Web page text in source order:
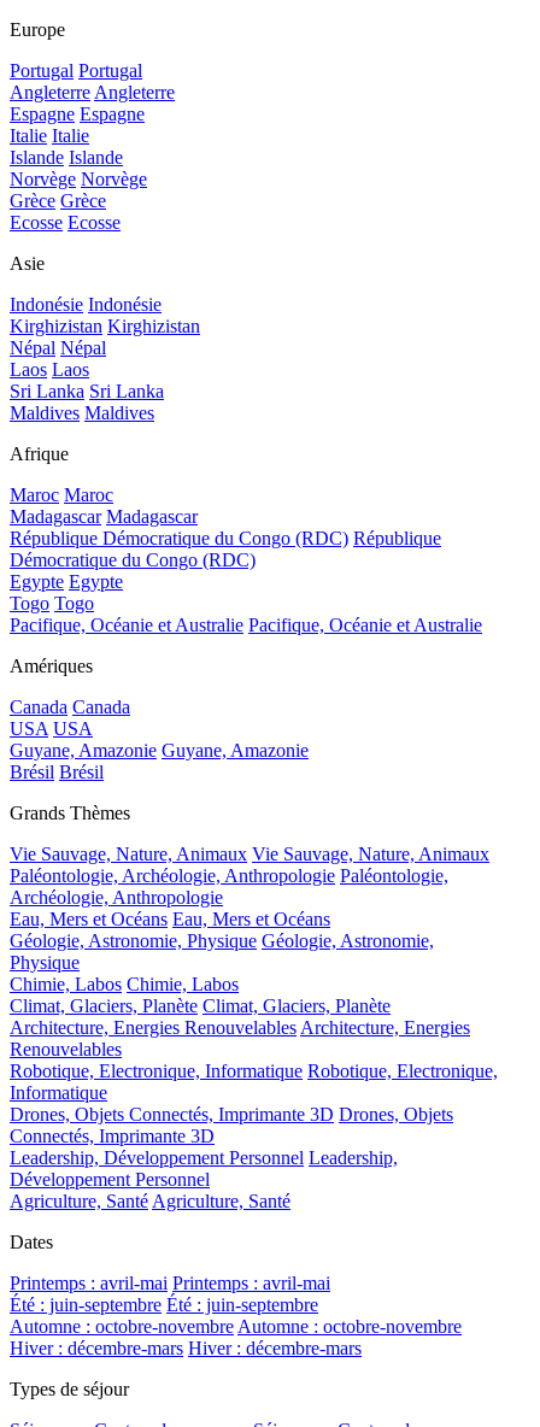
Europe
Portugal Portugal
Angleterre Angleterre
Espagne Espagne
Italie Italie
Islande Islande
Norvège Norvège
Grèce Grèce
Ecosse Ecosse
Asie
Indonésie Indonésie
Kirghizistan Kirghizistan
Népal Népal
Laos Laos
Sri Lanka Sri Lanka
Maldives Maldives
Afrique
Maroc Maroc
Madagascar Madagascar
République Démocratique du Congo (RDC) République
Démocratique du Congo (RDC)
Egypte Egypte
Togo Togo
Pacifique, Océanie et Australie Pacifique, Océanie et Australie
Amériques
Canada Canada
USA USA
Guyane, Amazonie Guyane, Amazonie
Brésil Brésil
Grands Thèmes
Vie Sauvage, Nature, Animaux Vie Sauvage, Nature, Animaux
Paléontologie, Archéologie, Anthropologie Paléontologie,
Archéologie, Anthropologie
Eau, Mers et Océans Eau, Mers et Océans
Géologie, Astronomie, Physique Géologie, Astronomie,
Physique
Chimie, Labos Chimie, Labos
Climat, Glaciers, Planète Climat, Glaciers, Planète
Architecture, Energies Renouvelables Architecture, Energies
Renouvelables
Robotique, Electronique, Informatique Robotique, Electronique,
Informatique
Drones, Objets Connectés, Imprimante 3D Drones, Objets
Connectés, Imprimante 3D
Leadership, Développement Personnel Leadership,
Développement Personnel
Agriculture, Santé Agriculture, Santé
Dates
Printemps : avril-mai Printemps : avril-mai
Été : juin-septembre Été : juin-septembre
Automne : octobre-novembre Automne : octobre-novembre
Hiver : décembre-mars Hiver : décembre-mars
Types de séjour